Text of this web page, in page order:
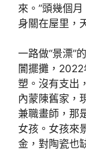
來。”頭幾個
身關在屋里，
一路做“景漂”
闠擺攤，
塑。沒有支出
內蒙陳舊家，
兼職畫師，那
女孩。女孩來
金，對陶瓷也